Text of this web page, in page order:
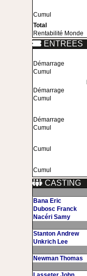
Cumul
Total
Rentabilité Monde
ENTREES
Démarrage
Cumul
Démarrage
Cumul
Démarrage
Cumul
Cumul
Cumul
CASTING
Bana Eric
Dubosc Franck
Nacéri Samy
Stanton Andrew
Unkrich Lee
Newman Thomas